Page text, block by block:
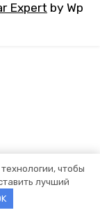
Expert by Wp
чтобы
лучший